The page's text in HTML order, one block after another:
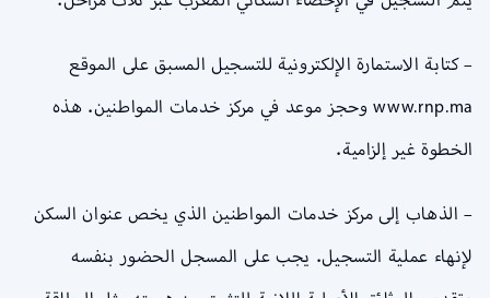
– كتابة الاستمارة الإلكترونية للتسجيل المسبق على الموقع
www.rnp.ma وحجز موعد في مركز خدمات المواطنين. هذه
الخطوة غير إلزامية.
– الذهاب إلى مركز خدمات المواطنين الذي يخص عنوان السكن
لإنهاء عملية التسجيل. يجب على المسجل الحضور بنفسه